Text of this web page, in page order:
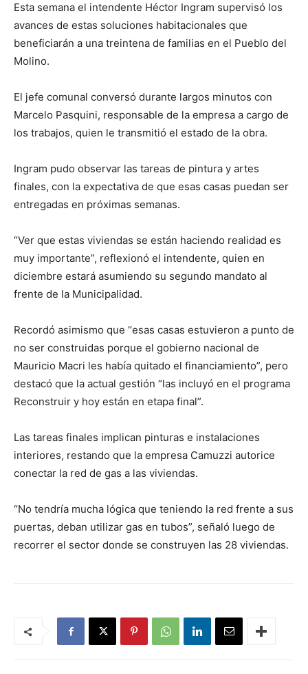
Esta semana el intendente Héctor Ingram supervisó los
avances de estas soluciones habitacionales que
beneficiarán a una treintena de familias en el Pueblo del
Molino.
El jefe comunal conversó durante largos minutos con
Marcelo Pasquini, responsable de la empresa a cargo de
los trabajos, quien le transmitió el estado de la obra.
Ingram pudo observar las tareas de pintura y artes
finales, con la expectativa de que esas casas puedan ser
entregadas en próximas semanas.
“Ver que estas viviendas se están haciendo realidad es
muy importante”, reflexionó el intendente, quien en
diciembre estará asumiendo su segundo mandato al
frente de la Municipalidad.
Recordó asimismo que “esas casas estuvieron a punto de
no ser construidas porque el gobierno nacional de
Mauricio Macri les había quitado el financiamiento”, pero
destacó que la actual gestión “las incluyó en el programa
Reconstruir y hoy están en etapa final”.
Las tareas finales implican pinturas e instalaciones
interiores, restando que la empresa Camuzzi autorice
conectar la red de gas a las viviendas.
“No tendría mucha lógica que teniendo la red frente a sus
puertas, deban utilizar gas en tubos”, señaló luego de
recorrer el sector donde se construyen las 28 viviendas.